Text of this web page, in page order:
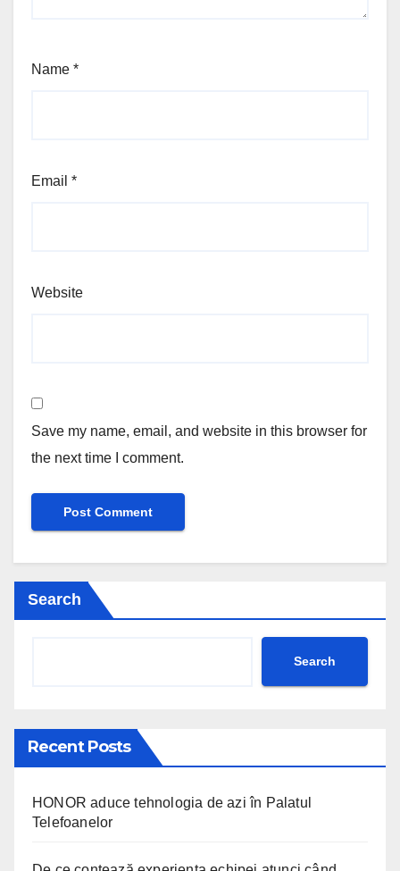
Name *
Email *
Website
Save my name, email, and website in this browser for
the next time I comment.
Search
Search
Recent Posts
HONOR aduce tehnologia de azi în Palatul
Telefoanelor